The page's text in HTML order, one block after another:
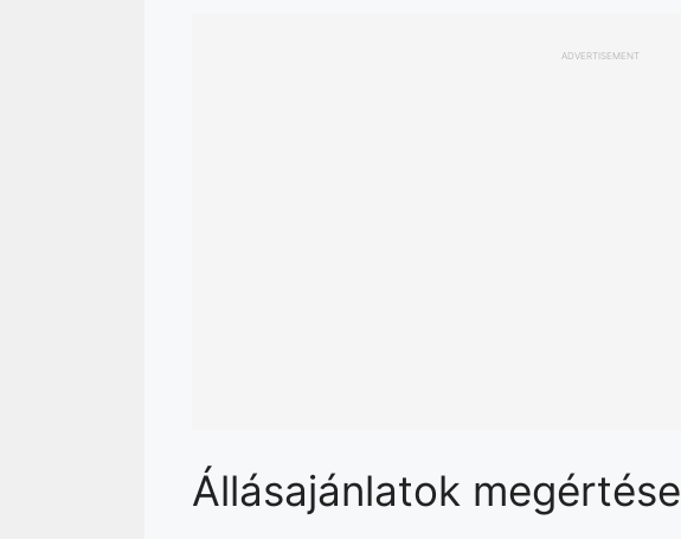
ADVERTISEMENT
Állásajánlatok megértése